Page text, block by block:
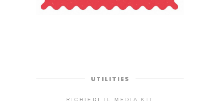
UTILITIES
RICHIEDI IL MEDIA KIT